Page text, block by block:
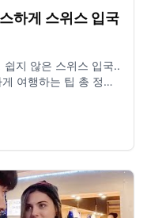
하게 스위스 입국
goway 2. 샵백
캐시백
샵백
니다 Contact